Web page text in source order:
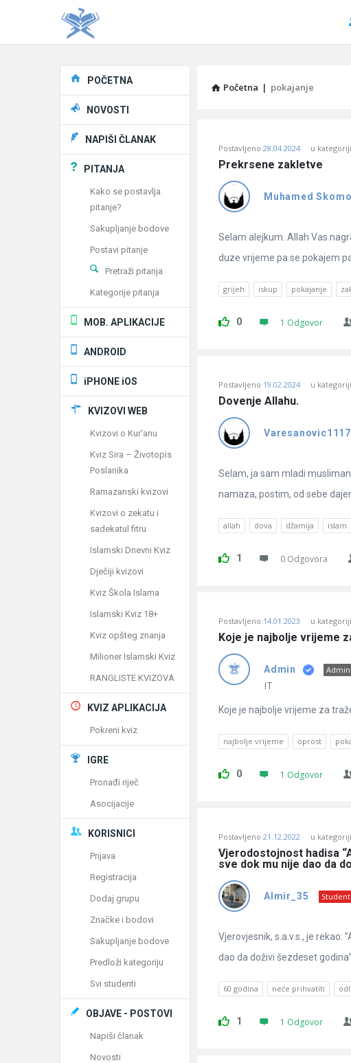
Početna | pokajanje
Učene
Latest
Pitanja
Postavljeno 28.04.2024 u
Prekrsene zakletve
Muhamed
Selam alejkum. Allah Vas
duze vrijeme pa se pokajem
grijeh iskup pokajanje
0 1 Odgovor
Postavljeno 19.02.2024 u
Dovenje Allahu.
Selam, ja sam mladi
namaza, postim, od sebe
allah dova džamija islam
1 0 Odgovora
Postavljeno 14.01.2023 u
Koje je najbolje vrijeme
Admin Admin
IT
Koje je najbolje vrijeme za
najbolje vrijeme oprost
0 1 Odgovor
Postavljeno 21.12.2022 u
Vjerodostojnost hadisa
sve dok mu nije dao da
Almir_35 Student
Vjerovjesnik, s.a.v.s., je rekao:
dao da doživi šezdeset
60 godina neće prihvatiti
1 1 Odgovor
Explore
POČETNA
NOVOSTI
NAPIŠI ČLANAK
PITANJA
Kako se postavlja
pitanje?
Sakupljanje bodove
Postavi pitanje
Pretraži pitanja
Kategorije pitanja
MOB. APLIKACIJE
ANDROID
iPHONE iOS
KVIZOVI WEB
Kvizovi o Kur'anu
Kviz Sira – Životopis
Poslanika
Ramazanski kvizovi
Kvizovi o zekatu i
sadekatul fitru
Islamski Dnevni Kviz
Dječiji kvizovi
Kviz Škola Islama
Islamski Kviz 18+
Kviz opšteg znanja
Milioner Islamski Kviz
RANGLISTE KVIZOVA
KVIZ APLIKACIJA
Pokreni kviz
IGRE
Pronađi riječ
Asocijacije
KORISNICI
Prijava
Registracija
Dodaj grupu
Značke i bodovi
Sakupljanje bodove
Predloži kategoriju
Svi studenti
OBJAVE - POSTOVI
Napiši članak
Novosti